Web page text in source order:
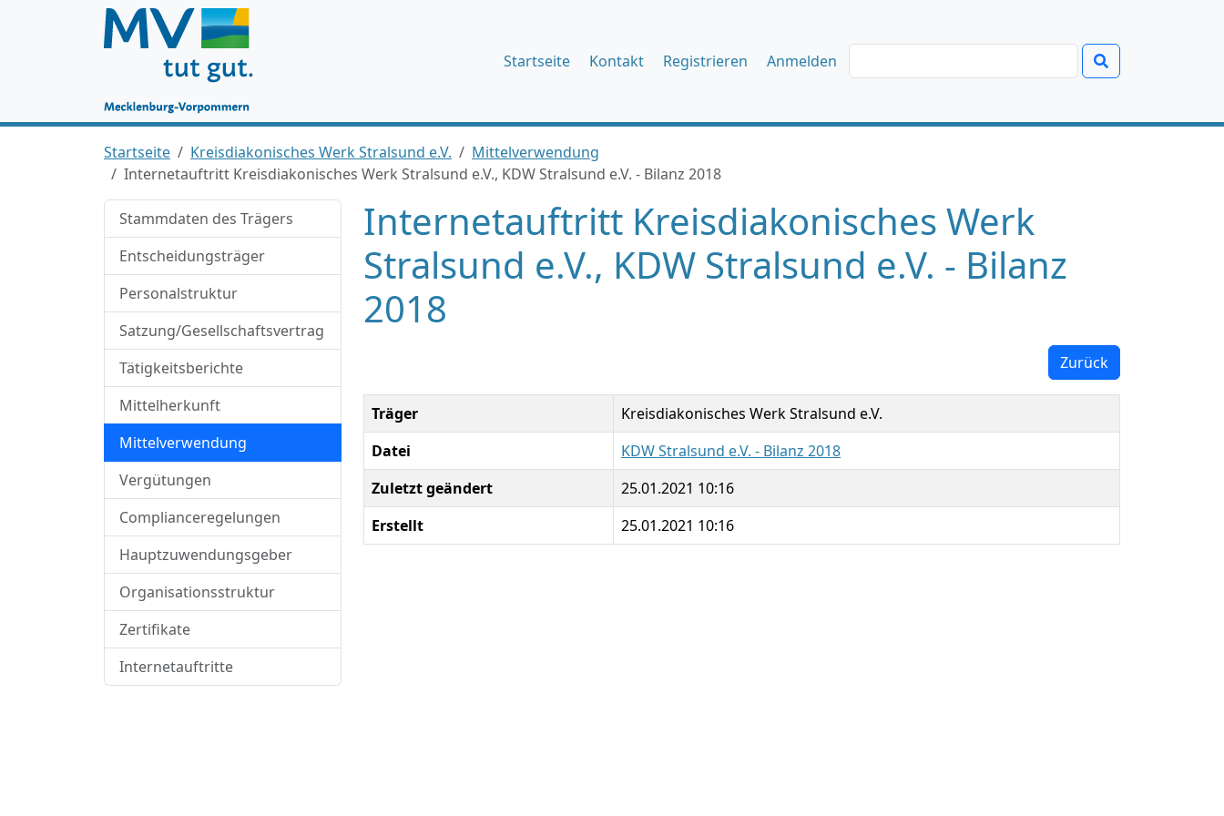
Startseite Kontakt Registrieren Anmelden
Startseite Kreisdiakonisches Werk Stralsund e.V.
Mittelverwendung
Internetauftritt Kreisdiakonisches Werk Stralsund e.V., KDW Stralsund e.V. - Bilanz 2018
Stammdaten des Trägers
Entscheidungsträger
Personalstruktur
Satzung/Gesellschaftsvertrag
Tätigkeitsberichte
Mittelherkunft
Mittelverwendung
Vergütungen
Complianceregelungen
Hauptzuwendungsgeber
Organisationsstruktur
Zertifikate
Internetauftritte
Internetauftritt Kreisdiakonisches Werk
Stralsund e.V., KDW Stralsund e.V. - Bilanz
2018
Zurück
Träger
Kreisdiakonisches Werk Stralsund e.V.
Datei
KDW Stralsund e.V. - Bilanz 2018
Zuletzt geändert
25.01.2021 10:16
Erstellt
25.01.2021 10:16